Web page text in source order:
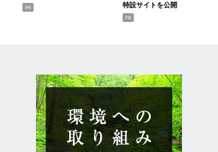
PR 特設サイトを公開
PR